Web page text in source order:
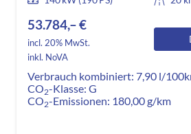
53.784,– €
incl. 20% MwSt.
inkl. NoVA
Verbrauch kombiniert: 7,90 l/
CO2-Klasse: G
CO2-Emissionen: 180,00 g/km